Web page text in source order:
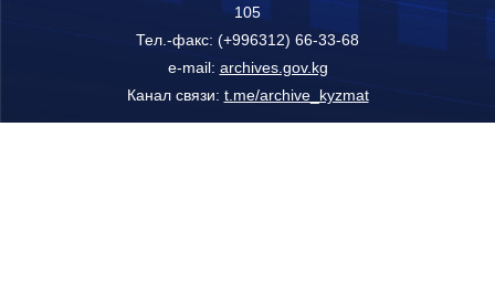
105
Тел.-факс: (+996312) 66-33-68
e-mail: archives.gov.kg
Канал связи: t.me/archive_kyzmat